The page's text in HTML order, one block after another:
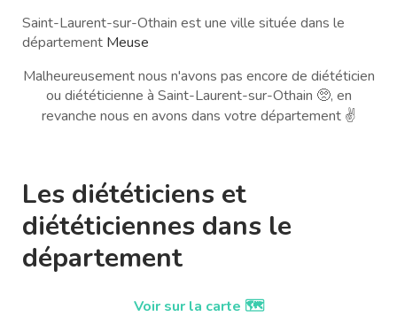
Saint-Laurent-sur-Othain est une ville située dans le
département Meuse
Malheureusement nous n'avons pas encore de diététicien
ou diététicienne à Saint-Laurent-sur-Othain 🥺, en
revanche nous en avons dans votre département ✌️
Les diététiciens et
diététiciennes dans le
département
Voir sur la carte 🗺️